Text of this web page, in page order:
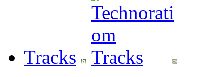
Tracks